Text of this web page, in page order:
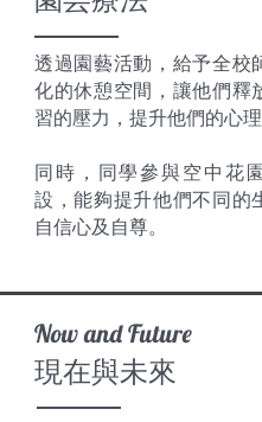
透過園藝活動，給予全校
化的休憩空間，讓他們釋
習的壓力，提升他們的心理
同時，同學參與空中花
設，能夠提升他們不同的
自信心及自尊。
Now and Future
​現在與未來